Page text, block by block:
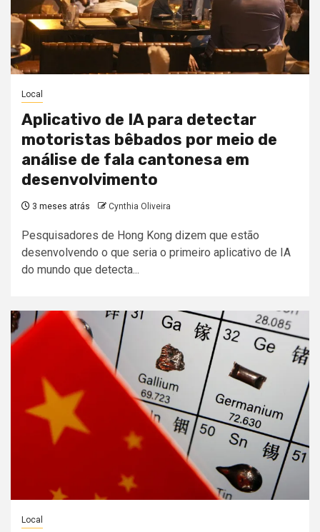
Local
Aplicativo de IA para detectar
motoristas bêbados por meio de
análise de fala cantonesa em
desenvolvimento
3 meses atrás Cynthia Oliveira
Pesquisadores de Hong Kong dizem que estão
desenvolvendo o que seria o primeiro aplicativo de IA
do mundo que detecta...
Local